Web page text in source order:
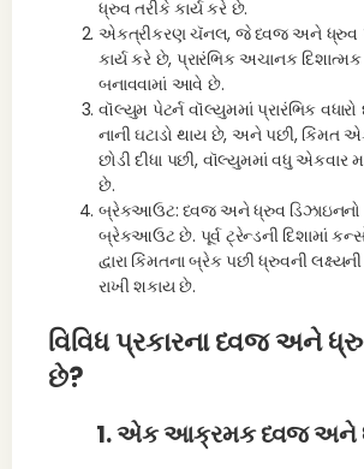
ધ્રુવ તરીકે કાર્ય કરે છે.
એકત્રીકરણ ચૅનલ, જે ધ્વજ અને ધ્રુવ
કાર્ય કરે છે, પ્રારંભિક અચાનક
બનાવવામાં આવે છે.
વૉલ્યુમ પેટર્ન વૉલ્યુમમાં પ્રારંભિક વધારો
નાની ઘટાડો થાય છે, અને પછી, કિંમત
છોડી દીધા પછી, વૉલ્યુમમાં વધુ એકવાર
છે.
બ્રેકઆઉટ: ધ્વજ અને ધ્રુવ ડિઝાઇનનો
બ્રેકઆઉટ છે. પૂર્વ ટ્રેન્ડની દિશામાં
દ્વારા કિંમતના બ્રેક પછી ધ્રુવની
રાખી શકાય છે.
વિવિધ પ્રકારના ધ્વજ અને
છે?
1. એક આક્રમક ધ્વજ અને